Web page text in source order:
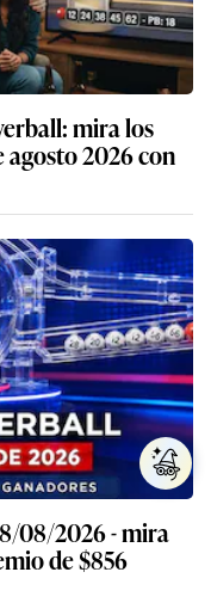
mira los
2026 con
08/2026 - mira
de $856